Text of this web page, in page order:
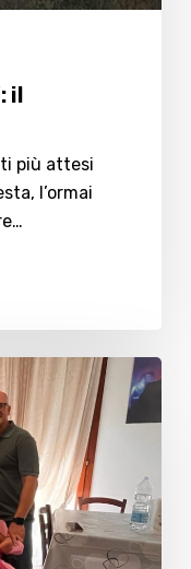
il
più attesi
l’ormai